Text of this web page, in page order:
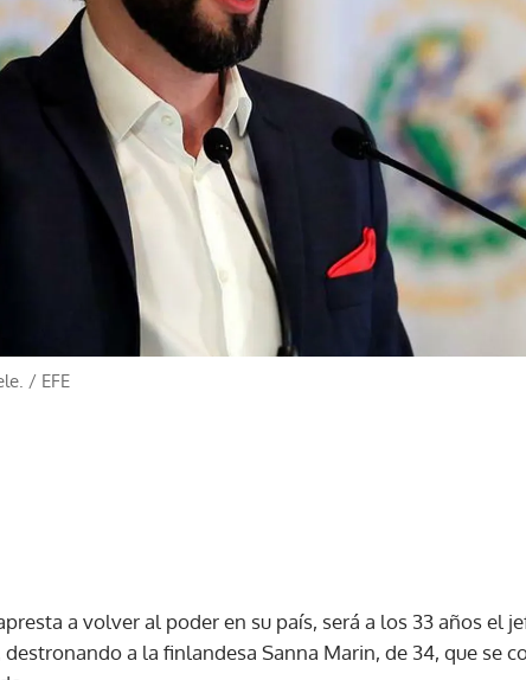
/ EFE
a volver al poder en su país, será a los 33 años el
a la finlandesa Sanna Marin, de 34, que se